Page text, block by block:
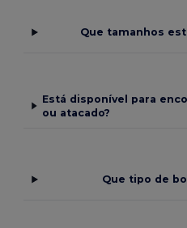
Que tamanhos
Está disponível para
ou atacado?
Que tipo de